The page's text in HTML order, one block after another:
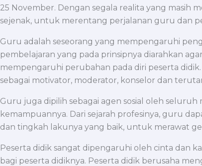
25 November. Dengan segala realita yang
sejenak, untuk merentang perjalanan guru dan
Guru adalah seseorang yang mempengaruhi
pembelajaran yang pada prinsipnya diarahkan
mempengaruhi perubahan pada diri peserta
sebagai motivator, moderator, konselor dan
Guru juga dipilih sebagai agen sosial oleh
kemampuannya. Dari sejarah profesinya, guru
dan tingkah lakunya yang baik, untuk merawat
Peserta didik sangat dipengaruhi oleh cinta dan
bagi peserta didiknya. Peserta didik berusaha